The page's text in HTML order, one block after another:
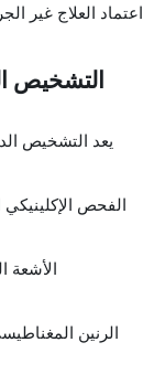
اعتماد العلاج غير
التشخيص
يعد التشخيص
الفحص
الأشعة
الرنين